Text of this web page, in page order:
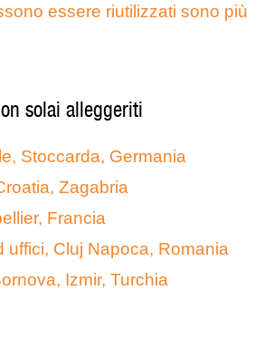
essere riutilizzati sono più
solai alleggeriti
Stoccarda, Germania
Zagabria
Francia
uffici, Cluj Napoca, Romania
Izmir, Turchia